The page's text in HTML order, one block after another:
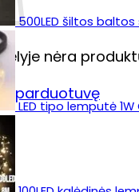
nėra
į parduotuvę
500LED šiltos
LED tipo lemputė